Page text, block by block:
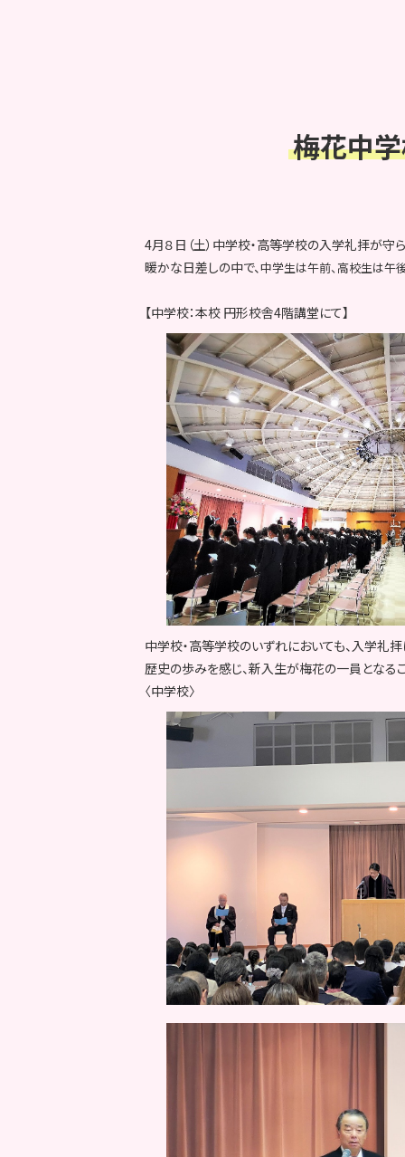
梅花中
4月８日（土）中学校・高等学校の入学礼拝が守
暖かな日差しの中で、中学生は午前、高校生は午
【中学校：本校 円形校舎4階
中学校・高等学校のいずれにおいても、入学礼
歴史の歩みを感じ、新入生が梅花の一員となる
〈中学校〉